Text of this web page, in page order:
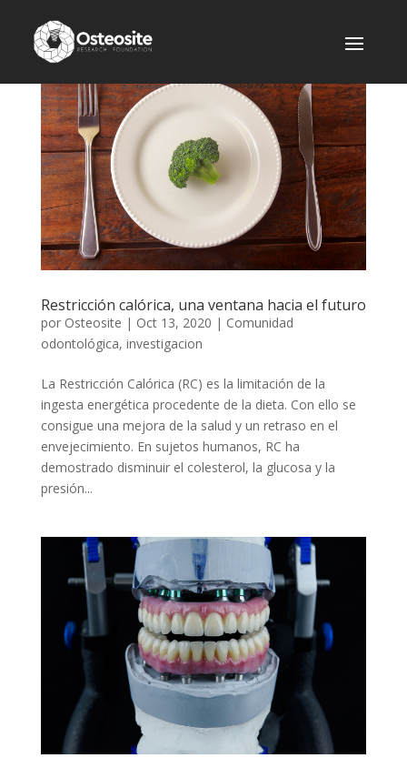
Restricción calórica, una ventana hacia el futuro
por Osteosite | Oct 13, 2020 | Comunidad
odontológica, investigacion
La Restricción Calórica (RC) es la limitación de la
ingesta energética procedente de la dieta. Con ello se
consigue una mejora de la salud y un retraso en el
envejecimiento. En sujetos humanos, RC ha
demostrado disminuir el colesterol, la glucosa y la
presión...